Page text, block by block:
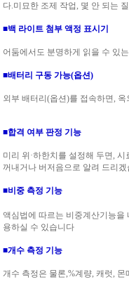
다.미묘한 조제 작업, 몇 안 되는
■백 라이트 첨부 액정 표시기
어둠에서도 분명하게 읽을 수 있
■배터리 구동 가능(옵션)
외부 배터리(옵션)를 접속하면,
■합격 여부 판정 기능
미리 위·하한치를 설정해 두면,
꺼내거나 버저음으로 알려 드리
■비중 측정 기능
액심법에 따르는 비중계산기능을
용하실 수 있습니다
■개수 측정 기능
개수 측정은 물론,%계량, 캐럿,